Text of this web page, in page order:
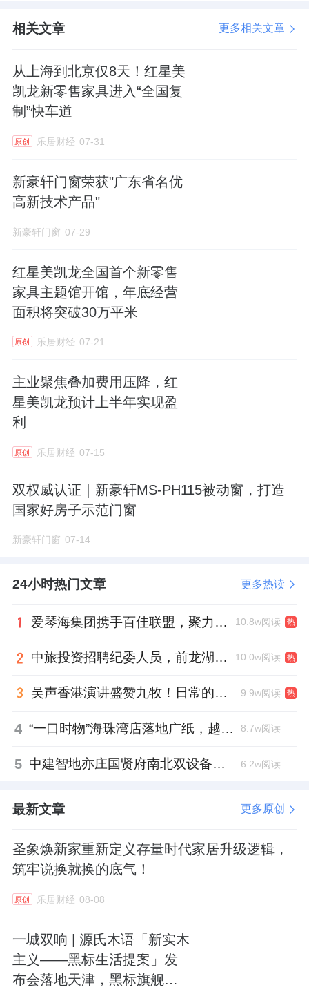
鉴。
现场，静轩130智能内开窗、轩悦全景推拉门
两大系统门窗新品重磅首发，以新设计、新功
同时，观澜20智能全景门、高定艺术智能吊趟
品轩110智能外开窗等明星产品，融合极窄勾
企、灯光幕墙及华为鸿蒙系统，实现科技与美
学的共生，实力诠释“强大不止一面”的产品哲
学。
此外，谧境系列生态静音门、叠影系列入户
新品首秀中国建博会（广州），以高颜值、高
性能、高品质的一站式智能人居全场景解决方
案，重构未来人居。
现场，从世界级专用赛车820RR-RS汲取灵感
区，硬核机械美学与精工户门同频共振，吸引
众多观众驻足打卡。
等家居行业权威媒体齐聚新豪轩展馆，对品牌
战略、产品矩阵、招商政策进行深度解读与专
题报道。从行业视角到市场洞察，媒体的聚光
渠道覆盖，抢占行业声量制高点。
与此同时，广东省门业协会、佛山市门窗行业
协会、网易家居×广州建博会公装设计院等权威
相关文章 更多相关文章
从上海到北京仅8天！红星美
凯龙新零售家具进入“全国复
制”快车道
原创 乐居财经 07-31
新豪轩门窗荣获"广东省名优
高新技术产品"
新豪轩门窗 07-29
红星美凯龙全国首个新零售
家具主题馆开馆，年底经营
面积将突破30万平米
原创 乐居财经 07-21
主业聚焦叠加费用压降，红
星美凯龙预计上半年实现盈
利
原创 乐居财经 07-15
双权威认证｜新豪轩MS-PH115被动窗，打造
国家好房子示范门窗
新豪轩门窗 07-14
24小时热门文章 更多热读
爱琴海集团携手百佳联盟，聚力共拓存量商业新赛道 10.8w阅读 热
中旅投资招聘纪委人员，前龙湖副总裁胡若翔掌舵 10.0w阅读 热
吴声香港演讲盛赞九牧！日常的小锚点变成科技突破点！ 9.9w阅读 热
4 “一口时物”海珠湾店落地广纸，越秀地产以“新鲜现制”商业新场景打造社区高品质生活 8.7w阅读
5 中建智地亦庄国贤府南北双设备平台，得房率创区域新高 6.2w阅读
最新文章 更多原创
圣象焕新家重新定义存量时代家居升级逻辑，
筑牢说换就换的底气！
原创 乐居财经 08-08
一城双响 | 源氏木语「新实木
主义——黑标生活提案」发
布会落地天津，黑标旗舰店